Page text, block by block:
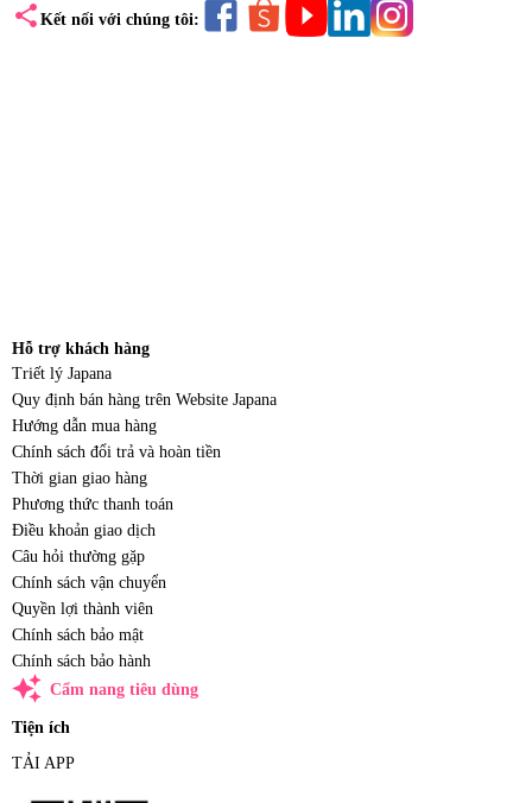
share Kết nối với chúng tôi:
Hỗ trợ khách hàng
Triết lý Japana
Quy định bán hàng trên Website Japana
Hướng dẫn mua hàng
Chính sách đổi trả và hoàn tiền
Thời gian giao hàng
Phương thức thanh toán
Điều khoản giao dịch
Câu hỏi thường gặp
Chính sách vận chuyển
Quyền lợi thành viên
Chính sách bảo mật
Chính sách bảo hành
auto_awesome Cẩm nang tiêu dùng
Tiện ích
TẢI APP